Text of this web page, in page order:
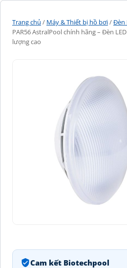
Trang chủ / Máy & Thiết bị hồ bơi/Đèn
PAR56 AstralPool chính hãng – Đèn
lượng cao
Cam kết Biotechpool